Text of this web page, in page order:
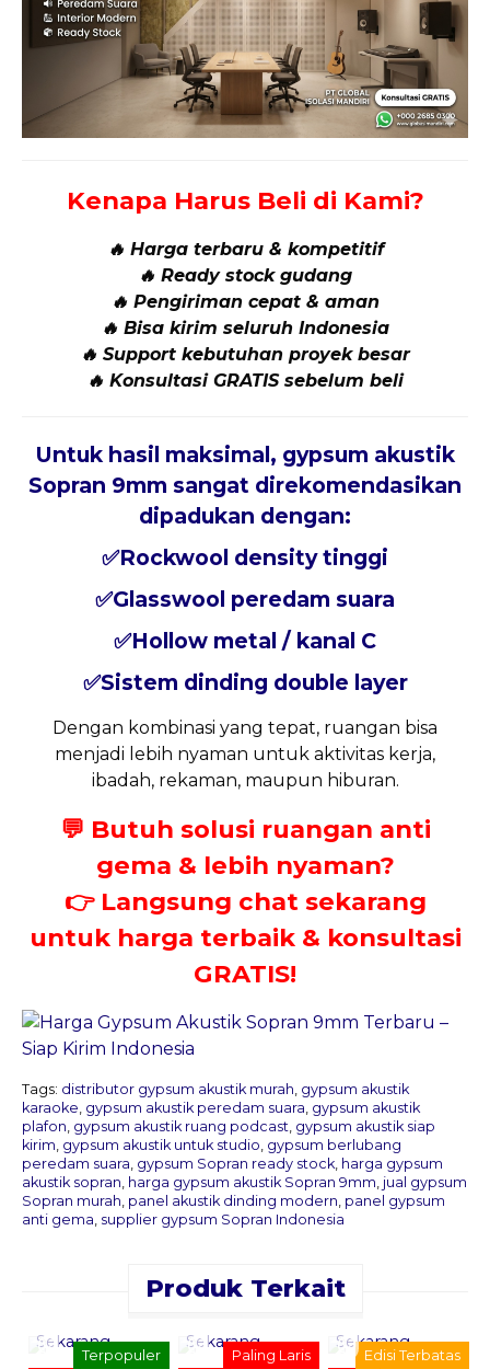
Kenapa Harus Beli di Kami?
🔥 Harga terbaru & kompetitif
🔥 Ready stock gudang
🔥 Pengiriman cepat & aman
🔥 Bisa kirim seluruh Indonesia
🔥 Support kebutuhan proyek besar
🔥 Konsultasi GRATIS sebelum beli
Untuk hasil maksimal, gypsum akustik
Sopran 9mm sangat direkomendasikan
dipadukan dengan:
✅Rockwool density tinggi
✅Glasswool peredam suara
✅Hollow metal / kanal C
✅Sistem dinding double layer
Dengan kombinasi yang tepat, ruangan bisa
menjadi lebih nyaman untuk aktivitas kerja,
ibadah, rekaman, maupun hiburan.
💬 Butuh solusi ruangan anti
gema & lebih nyaman?
👉 Langsung chat sekarang
untuk harga terbaik & konsultasi
GRATIS!
Tags: distributor gypsum akustik murah gypsum akustik
karaoke gypsum akustik peredam suara gypsum akustik
plafon gypsum akustik ruang podcast gypsum akustik siap
kirim gypsum akustik untuk studio gypsum berlubang
peredam suara gypsum Sopran ready stock harga gypsum
akustik sopran harga gypsum akustik Sopran 9mm jual gypsum
Sopran murah panel akustik dinding modern panel gypsum
anti gema supplier gypsum Sopran Indonesia
Produk Terkait
Sekarang
Terpopuler
Sekarang
Paling Laris
Sekarang
Edisi Terbatas